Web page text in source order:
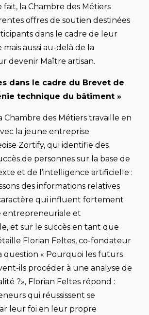
fait, la Chambre des Métiers
offres de soutien destinées
dans le cadre de leur
aussi au-delà de la
devenir Maître artisan.
dans le cadre du Brevet de
technique du bâtiment »
Chambre des Métiers travaille en
la jeune entreprise
Zortify, qui identifie des
de personnes sur la base de
et de l’intelligence artificielle :
des informations relatives
qui influent fortement
entrepreneuriale et
et sur le succès en tant que
Florian Feltes, co-fondateur
question « Pourquoi les futurs
ils procéder à une analyse de
?», Florian Feltes répond :
qui réussissent se
leur foi en leur propre